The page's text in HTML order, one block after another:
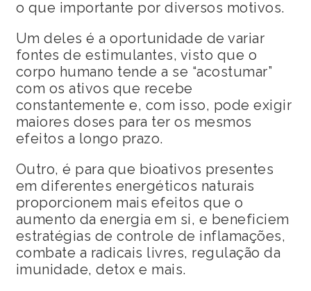
o que importante por diversos motivos.
Um deles é a oportunidade de variar
fontes de estimulantes, visto que o
corpo humano tende a se “acostumar”
com os ativos que recebe
constantemente e, com isso, pode exigir
maiores doses para ter os mesmos
efeitos a longo prazo.
Outro, é para que bioativos presentes
em diferentes energéticos naturais
proporcionem mais efeitos que o
aumento da energia em si, e beneficiem
estratégias de controle de inflamações,
combate a radicais livres, regulação da
imunidade, detox e mais.